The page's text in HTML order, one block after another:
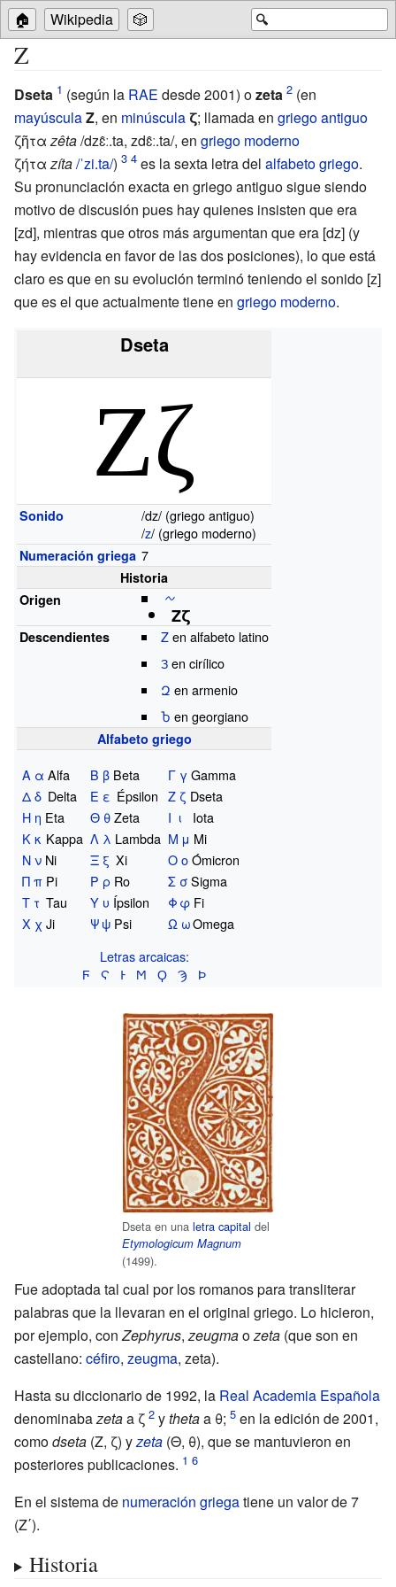
🔍
🏠 Wikipedia 🎲
Ζ
Dseta (según la RAE desde 2001) ozeta
(en
mayúsculaΖ, en minúscula ζ; llamadaen griego antiguo
ζῆτα zêta/dzɛ̂ː.ta, zdɛ̂ː.ta/, en griego moderno
ζήτα zíta/ˈzi.ta/) es la sexta letra delalfabeto griego.
Su pronunciación exacta en griego antiguo sigue siendo
motivo de discusión pues hay quienes insisten que era
[zd], mientras que otros más argumentan que era [dz] (y
hay evidencia en favor de las dos posiciones), lo que está
claro es que en su evolución terminó teniendo el sonido [z]
que es el que actualmente tiene en griego moderno.
Dseta
Ζζ
Sonido /dz/ (griego antiguo)
/z/ (griego moderno)
Numeración griega 7
Historia
Origen
𐤆
Ζζ
Descendientes Zen alfabeto latino
Зen cirílico
Զ en armenio
Ⴆ en georgiano
Alfabeto griego
Α α Alfa Β β Beta Γ γ Gamma
Δδ Delta Ε ε Épsilon Ζ ζ Dseta
Η η Eta Θ θZeta Ι ι
Iota
Κκ Kappa Λ λ Lambda Μ μ Mi
Νν Ni Ξ ξ Xi ΟοÓmicron
Ππ Pi Ρ ρ Ro Σ σSigma
Τ τ Tau Υ υ Ípsilon Φφ Fi
Χ χ Ji Ψψ Psi Ω ωOmega
Letras arcaicas:
Ϝ
Ϛ Ͱ Ϻ Ϙ Ϡ Ϸ
Dseta en una letra capital del
Etymologicum Magnum
(1499).
Fue adoptada tal cual por los romanos para transliterar
palabras que la llevaran en el original griego. Lo hicieron,
por ejemplo, conZephyrus,zeugmaozeta (que son en
castellano: céfiro, zeugma, zeta).
Hasta su diccionario de 1992, la Real Academia Española
denominabazetaa ζ ythetaa θ;
en la edición de 2001,
comodseta (Ζ, ζ) yzeta (Θ, θ), que se mantuvieron en
posteriores publicaciones.
En el sistema de numeración griegatiene un valor de 7
(Ζ΄).
Historia